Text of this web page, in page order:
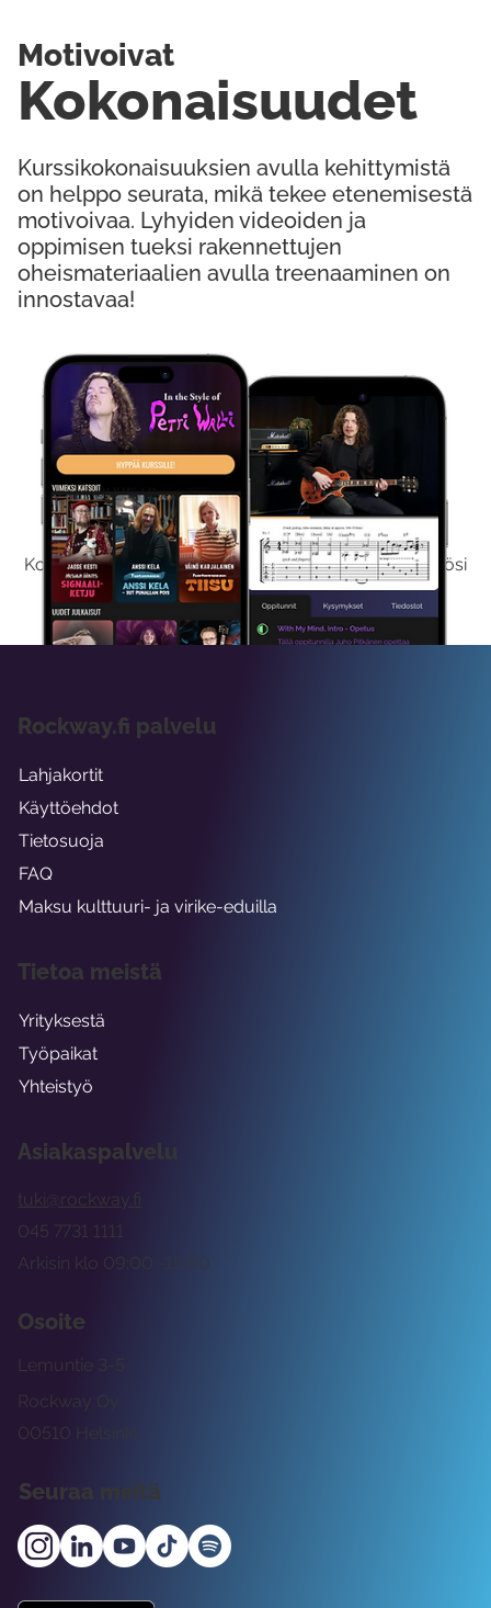
Kokeile Ilmaiseksi
Kokeilemalla ilmaiseksi saat koko sisältömme käyttöösi
viikon ajaksi.
Kurssikokonaisuuksien avulla kehittymistä
on helppo seurata, mikä tekee etenemisestä
motivoivaa. Lyhyiden videoiden ja
oppimisen tueksi rakennettujen
oheismateriaalien avulla treenaaminen on
innostavaa!
Kokonaisuudet
Motivoivat
Asiakaspalvelu
tuki@rockway.fi
Arkisin klo 09:00 -15:00
045 7731 1111
Osoite
Rockway Oy
Lemuntie 3-5
00510 Helsinki
Seuraa meitä
Rockway.fi palvelu
Lahjakortit
Käyttöehdot
Tietosuoja
FAQ
Maksu kulttuuri- ja virike-eduilla
Tietoa meistä
Yrityksestä
Työpaikat
Yhteistyö